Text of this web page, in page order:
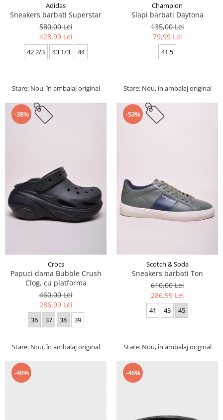
Adidas
Sneakers barbati Superstar
580,00 Lei
428,99 Lei
42 2/3 43 1/3 44
Stare: Nou, în ambalaj original
Champion
Slapi barbati Daytona
135,00 Lei
79,99 Lei
41.5
Stare: Nou, în ambalaj original
-38%
Crocs
Papuci dama Bubble Crush
Clog, cu platforma
460,00 Lei
286,99 Lei
36 37 38 39
Stare: Nou, în ambalaj original
-53%
Scotch & Soda
Sneakers barbati Ton
610,00 Lei
286,99 Lei
41 43 45
Stare: Nou, în ambalaj original
-40% -46%